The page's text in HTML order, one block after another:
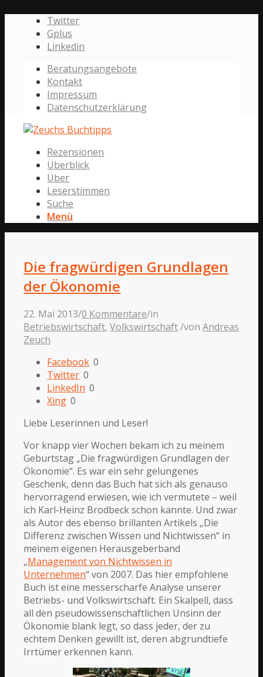
Twitter
Gplus
Linkedin
Beratungsangebote
Kontakt
Impressum
Datenschutzerklärung
Rezensionen
Überblick
Über
Leserstimmen
Suche
Menü
Die fragwürdigen Grundlagen
der Ökonomie
22. Mai 2013/0 Kommentare/in
Betriebswirtschaft,Volkswirtschaft /vonAndreas
Zeuch
Facebook 0
Twitter 0
LinkedIn 0
Xing 0
Liebe Leserinnen und Leser!
Vor knapp vier Wochen bekam ich zu meinem
Geburtstag „Die fragwürdigen Grundlagen der
Ökonomie“. Es war ein sehr gelungenes
Geschenk, denn das Buch hat sich als genauso
hervorragend erwiesen, wie ich vermutete – weil
ich Karl-Heinz Brodbeck schon kannte. Und zwar
als Autor des ebenso brillanten Artikels „Die
Differenz zwischen Wissen und Nichtwissen“ in
meinem eigenen Herausgeberband
„Management von Nichtwissen in
Unternehmen“ von 2007. Das hier empfohlene
Buch ist eine messerscharfe Analyse unserer
Betriebs- und Volkswirtschaft. Ein Skalpell, dass
all den pseudowissenschaftlichen Unsinn der
Ökonomie blank legt, so dass jeder, der zu
echtem Denken gewillt ist, deren abgrundtiefe
Irrtümer erkennen kann.